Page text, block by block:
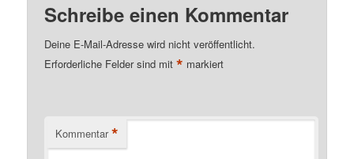
Schreibe einen Kommentar
Deine E-Mail-Adresse wird nicht veröffentlicht.
Erforderliche Felder sind mit* markiert
Kommentar *